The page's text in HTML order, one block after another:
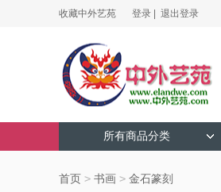
收藏中外艺苑 登录 | 退出登录
所有商品分类
首页 > 书画 > 金石篆刻